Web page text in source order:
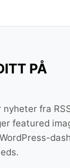
PÅ
fra
featured